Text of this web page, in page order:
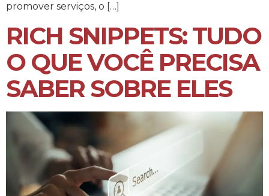
promover serviços, o […]
RICH SNIPPETS: TUDO
O QUE VOCÊ PRECISA
SABER SOBRE ELES